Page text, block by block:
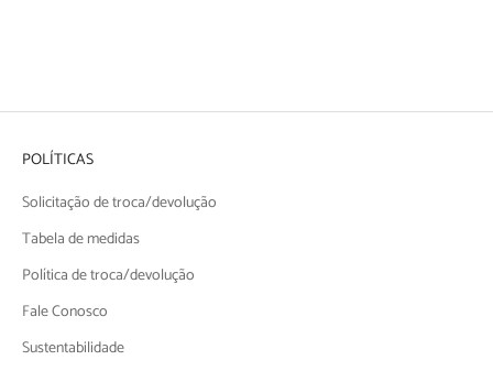
POLÍTICAS
Solicitação de troca/devolução
Tabela de medidas
Política de troca/devolução
Fale Conosco
Sustentabilidade